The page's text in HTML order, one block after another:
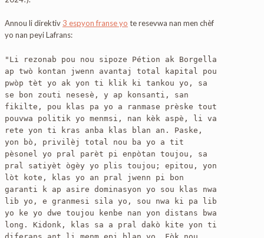
Annou li direktiv 3 espyon franse yo te resevwa nan men chèf
yo nan peyi Lafrans:
"Li rezonab pou nou sipoze Pétion ak Borgella
ap twò kontan jwenn avantaj total kapital pou
pwòp tèt yo ak yon ti klik ki tankou yo, sa
se bon zouti nesesè, y ap konsanti, san
fikilte, pou klas pa yo a ranmase prèske tout
pouvwa politik yo menmsi, nan kèk aspè, li va
rete yon ti kras anba klas blan an. Paske,
yon bò, privilèj total nou ba yo a tit
pèsonel yo pral parèt pi enpòtan toujou, sa
pral satiyèt ògèy yo plis toujou; epitou, yon
lòt kote, klas yo an pral jwenn pi bon
garanti k ap asire dominasyon yo sou klas nwa
lib yo, e granmesi sila yo, sou nwa ki pa lib
yo ke yo dwe toujou kenbe nan yon distans bwa
long. Kidonk, klas sa a pral dakò kite yon ti
diferans ant li menm epi blan yo. Fòk nou